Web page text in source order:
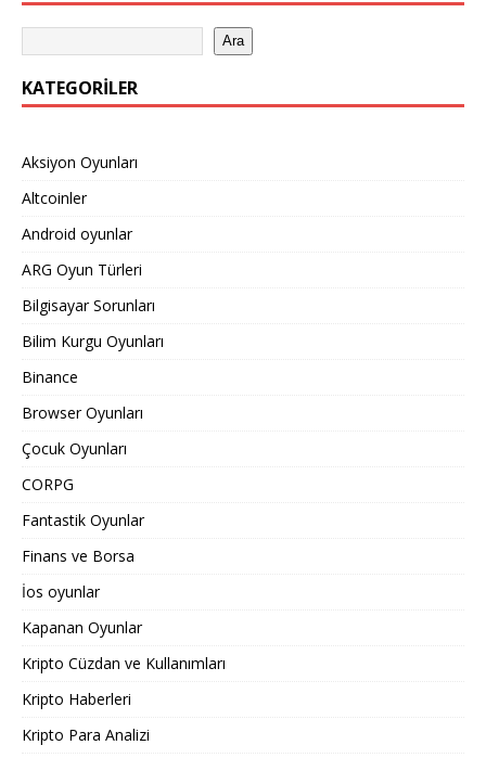
Ara
KATEGORILER
Aksiyon Oyunları
Altcoinler
Android oyunlar
ARG Oyun Türleri
Bilgisayar Sorunları
Bilim Kurgu Oyunları
Binance
Browser Oyunları
Çocuk Oyunları
CORPG
Fantastik Oyunlar
Finans ve Borsa
İos oyunlar
Kapanan Oyunlar
Kripto Cüzdan ve Kullanımları
Kripto Haberleri
Kripto Para Analizi